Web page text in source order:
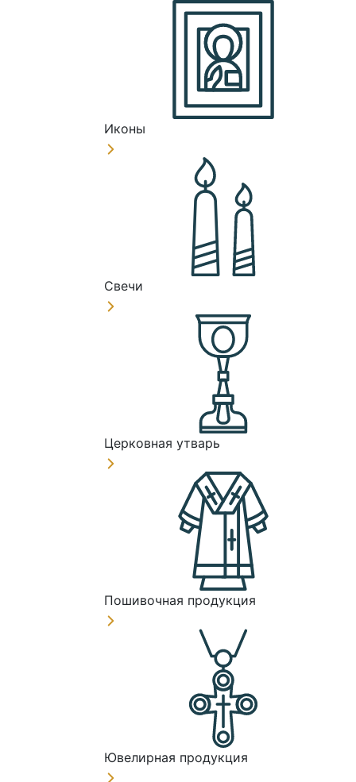
Иконы
Свечи
Церковная утварь
Пошивочная продукция
Ювелирная продукция